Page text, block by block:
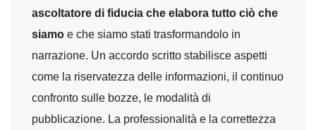
ascoltatore di fiducia che elabora tutto ciò che
siamo e che siamo stati trasformandolo in
narrazione. Un accordo scritto stabilisce aspetti
come la riservatezza delle informazioni, il continuo
confronto sulle bozze, le modalità di
pubblicazione. La professionalità e la correttezza